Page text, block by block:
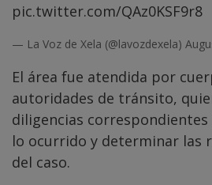
pic.twitter.com/QAz0KSF9r8
— La Voz de Xela (@lavozdexela)
El área fue atendida por
autoridades de tránsito,
diligencias
lo ocurrido y determinar las
del caso.